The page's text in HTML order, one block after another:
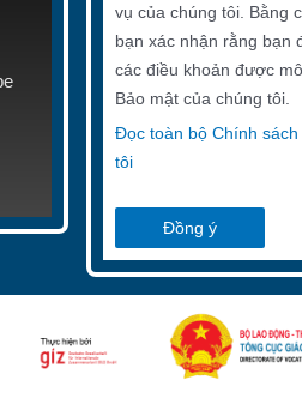
vụ của chúng tôi. Bằng
bạn xác nhận rằng bạn
các điều khoản được
Bảo mật của chúng tôi.
Đọc toàn bộ Chính
tôi
Đồng ý